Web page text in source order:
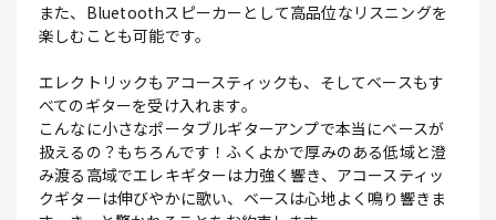
また、Bluetoothスピーカーとして高品位なリスニングを
楽しむことも可能です。
エレクトリックもアコースティックも、そしてベースもす
べてのギターを受け入れます。
こんなに小さなポータブルギターアンプで本当にベースが
扱えるの？もちろんです！ふくよかで厚みのある低域と澄
み渡る高域でエレキギターは力強く響き、アコースティッ
クギターは伸びやかに歌い、ベースは心地よく鳴り響きま